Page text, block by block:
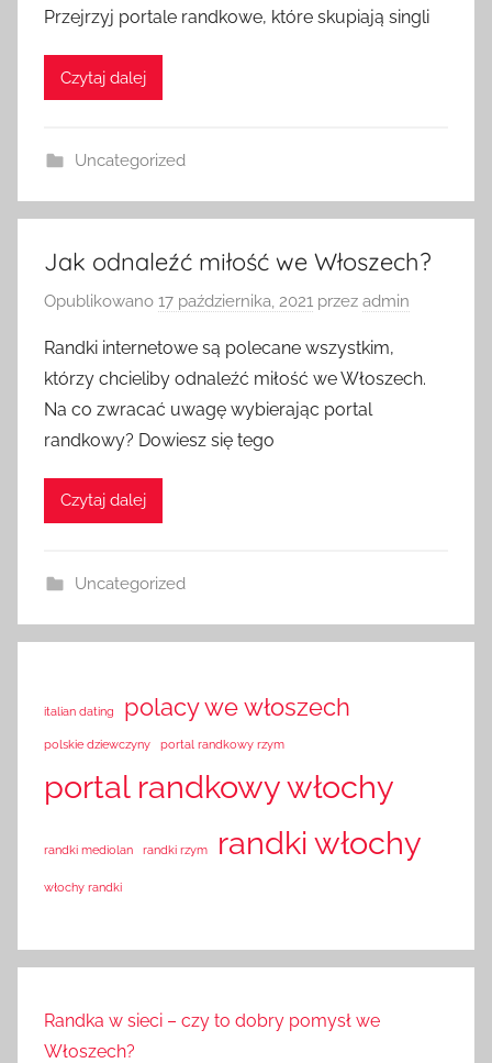
Przejrzyj portale randkowe, które skupiają singli
Czytaj dalej
Uncategorized
Jak odnaleźć miłość we Włoszech?
Opublikowano 17 października, 2021 przez admin
Randki internetowe są polecane wszystkim,
którzy chcieliby odnaleźć miłość we Włoszech.
Na co zwracać uwagę wybierając portal
randkowy? Dowiesz się tego
Czytaj dalej
Uncategorized
italian dating polacy we włoszech
polskie dziewczyny portal randkowy rzym
portal randkowy włochy
randki mediolan randki rzym randki włochy
włochy randki
Randka w sieci – czy to dobry pomysł we
Włoszech?